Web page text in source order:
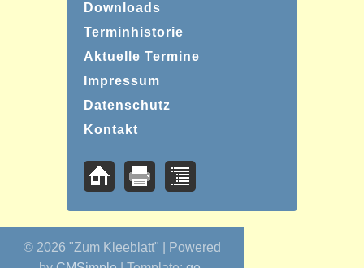
Downloads
Terminhistorie
Aktuelle Termine
Impressum
Datenschutz
Kontakt
© 2026 "Zum Kleeblatt" | Powered